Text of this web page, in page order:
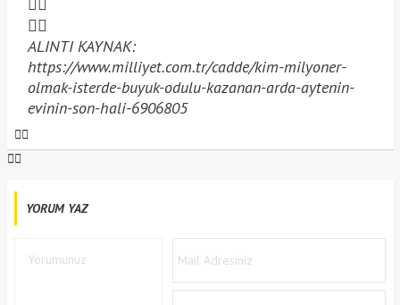
ALINTI KAYNAK:
https://www.milliyet.com.tr/cadde/kim-milyoner-
olmak-isterde-buyuk-odulu-kazanan-arda-aytenin-
evinin-son-hali-6906805
YORUM YAZ